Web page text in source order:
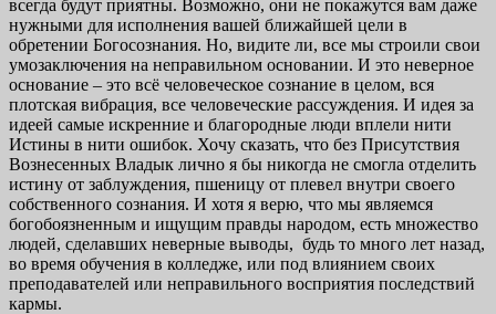
всегда будут приятны. Возможно, они не покажутся вам даже
нужными для исполнения вашей ближайшей цели в
обретении Богосознания. Но, видите ли, все мы строили свои
умозаключения на неправильном основании. И это неверное
основание – это всё человеческое сознание в целом, вся
плотская вибрация, все человеческие рассуждения. И идея за
идеей самые искренние и благородные люди вплели нити
Истины в нити ошибок. Хочу сказать, что без Присутствия
Вознесенных Владык лично я бы никогда не смогла отделить
истину от заблуждения, пшеницу от плевел внутри своего
собственного сознания. И хотя я верю, что мы являемся
богобоязненным и ищущим правды народом, есть множество
людей, сделавших неверные выводы, будь то много лет назад,
во время обучения в колледже, или под влиянием своих
преподавателей или неправильного восприятия последствий
кармы.